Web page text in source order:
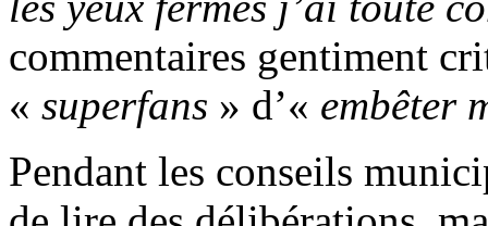
commentaires gentiment
« superfans » d’« embêter
Pendant les conseils